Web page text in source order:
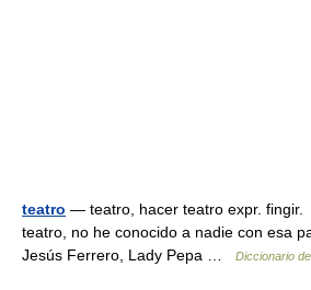
teatro — teatro, hacer teatro expr. fingir.
teatro, no he conocido a nadie con esa
Jesús Ferrero, Lady Pepa …
Diccionario